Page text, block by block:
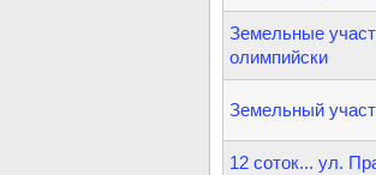
Земельные
олимпийски
Земельный
12 соток... ул.